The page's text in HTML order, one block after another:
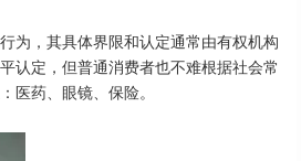
为，其具体界限和认定通常由有权机构
认定，但普通消费者也不难根据社会常
医药、眼镜、保险。